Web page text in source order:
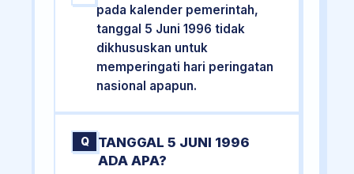
pada kalender pemerintah,
tanggal 5 Juni 1996 tidak
dikhususkan untuk
memperingati hari peringatan
nasional apapun.
Q
TANGGAL 5 JUNI 1996
ADA APA?